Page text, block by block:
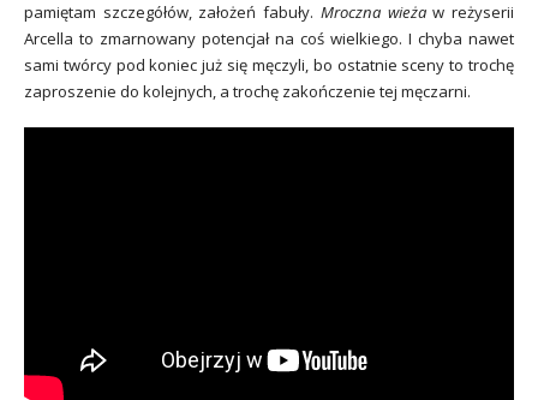
pamiętam szczegółów, założeń fabuły. Mroczna wieżaw reżyserii
Arcella to zmarnowany potencjał na coś wielkiego. I chyba nawet
sami twórcy pod koniec już się męczyli, bo ostatnie sceny to trochę
zaproszenie do kolejnych, a trochę zakończenie tej męczarni.